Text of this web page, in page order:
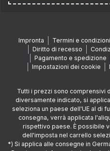
Impronta Termini e
Diritto di recesso
Pagamento e spedizione
Impostazioni dei cookie
Tutti i prezzi sono comprensivi
diversamente indicato, si
seleziona un paese dell'UE al di
consegna, verrà applicata
rispettivo paese. È possibile
dell'imposta nel carrello
*) Si applica alle consegne in